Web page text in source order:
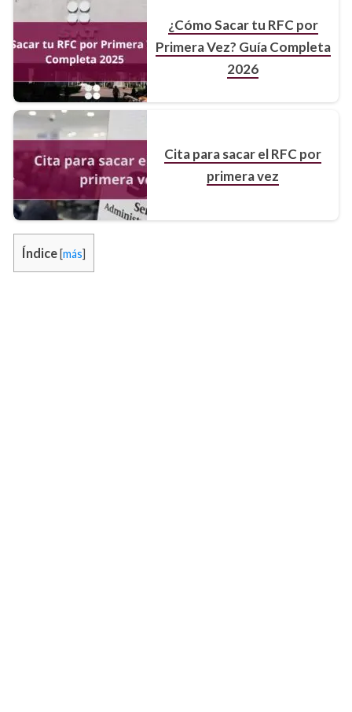
¿Cómo Sacar tu RFC por
Primera Vez? Guía Completa
2026
Cita para sacar el RFC por
primera vez
Índice [más]